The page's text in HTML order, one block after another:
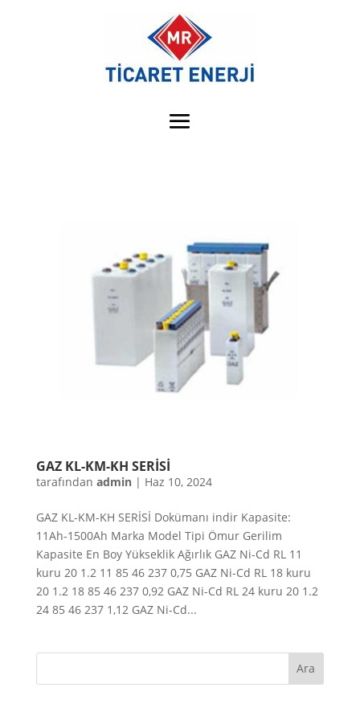
GAZ KL-KM-KH SERİSİ
tarafından admin| Haz 10, 2024
GAZ KL-KM-KH SERİSİ Dokümanı indir Kapasite:
11Ah-1500Ah Marka Model Tipi Ömur Gerilim
Kapasite En Boy Yükseklik Ağırlık GAZ Ni-Cd RL 11
kuru 20 1.2 11 85 46 237 0,75 GAZ Ni-Cd RL 18 kuru
20 1.2 18 85 46 237 0,92 GAZ Ni-Cd RL 24 kuru 20 1.2
24 85 46 237 1,12 GAZ Ni-Cd...